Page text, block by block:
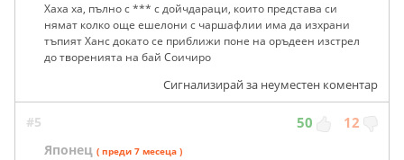
Хаха ха, пълно с *** с дойчдараци, които представа си
нямат колко още ешелони с чаршафлии има да изхрани
тъпият Ханс докато се приближи поне на оръдеен изстрел
до творенията на бай Соичиро
Сигнализирай за неуместен коментар
#5 50 12
Японец ( преди 7 месеца )